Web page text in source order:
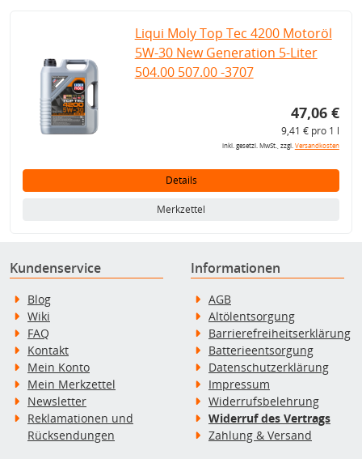
Liqui Moly Top Tec 4200 Motoröl
5W-30 New Generation 5-Liter
504.00 507.00 -3707
47,06 €
9,41 € pro 1 l
inkl. gesetzl. MwSt., zzgl.Versandkosten
Details
Merkzettel
Kundenservice
Blog
Wiki
FAQ
Kontakt
Mein Konto
Mein Merkzettel
Newsletter
Reklamationen und
Rücksendungen
Informationen
AGB
Altölentsorgung
Barrierefreiheitserklärung
Batterieentsorgung
Datenschutzerklärung
Impressum
Widerrufsbelehrung
Widerruf des Vertrags
Zahlung & Versand